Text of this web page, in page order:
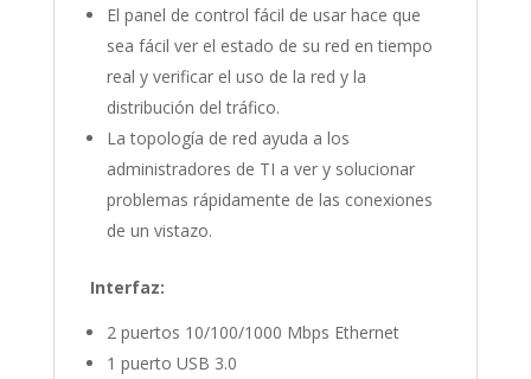
El panel de control fácil de usar hace que
sea fácil ver el estado de su red en tiempo
real y verificar el uso de la red y la
distribución del tráfico.
La topología de red ayuda a los
administradores de TI a ver y solucionar
problemas rápidamente de las conexiones
de un vistazo.
Interfaz:
2 puertos 10/100/1000 Mbps Ethernet
1 puerto USB 3.0